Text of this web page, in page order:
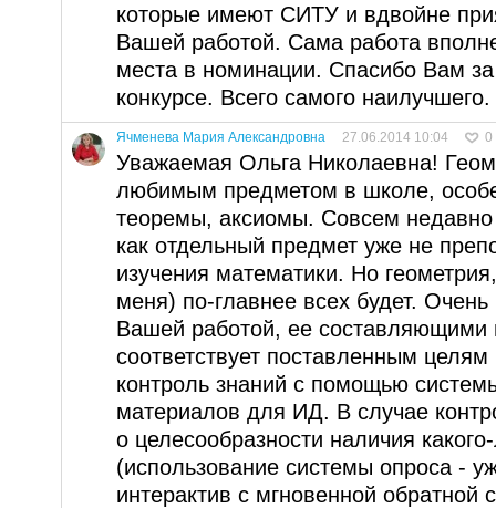
которые имеют СИТУ и вдвойне
Вашей работой. Сама работа
места в номинации. Спасибо Вам
конкурсе. Всего самого
Ячменева Мария Александровна 27.06.2014 10:04 0
Уважаемая Ольга Николаевна!
любимым предметом в школе,
теоремы, аксиомы. Совсем недавно
как отдельный предмет уже не
изучения математики. Но
меня) по-главнее всех будет.
Вашей работой, ее составляющими
соответствует поставленным
контроль знаний с помощью
материалов для ИД. В случае
о целесообразности наличия
(использование системы опроса -
интерактив с мгновенной обратной